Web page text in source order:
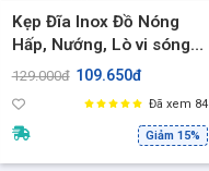
Kẹp Đĩa Inox Đồ Nóng
Hấp, Nướng, Lò vi sóng
Hàng Xuất Khẩu Châu Âu
129.000đ 109.650đ
Đã xem 84
Giảm 15%